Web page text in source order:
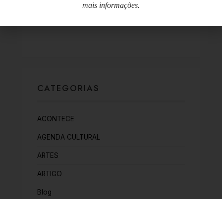
promove uma festa das…
CATEGORIAS
ACONTECE
AGENDA CULTURAL
ARTES
ARTIGO
Blog
mais informações.